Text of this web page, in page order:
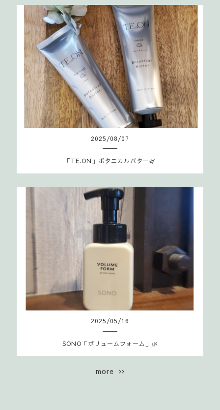
2025/08/07
「TE.ON」ボタニカルバター🌿
2025/05/16
SONO「ボリュームフォーム」🌿
more